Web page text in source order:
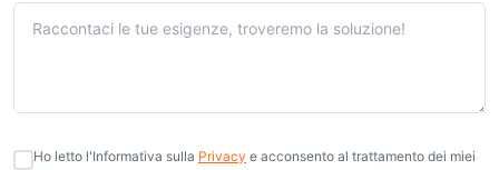
Ho letto l'Informativa sulla Privacy e acconsento al trattamento dei miei